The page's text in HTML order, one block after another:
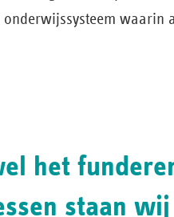
waarin
het
staan